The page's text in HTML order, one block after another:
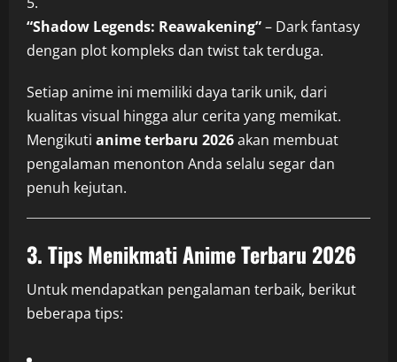
“Shadow Legends: Reawakening”– Dark fantasy
dengan plot kompleks dan twist tak terduga.
Setiap anime ini memiliki daya tarik unik, dari
kualitas visual hingga alur cerita yang memikat.
Mengikuti anime terbaru 2026akan membuat
pengalaman menonton Anda selalu segar dan
penuh kejutan.
3. Tips Menikmati Anime Terbaru 2026
Untuk mendapatkan pengalaman terbaik, berikut
beberapa tips: